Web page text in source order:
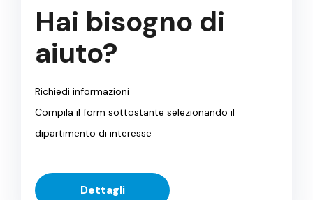
Hai bisogno di
aiuto?
Richiedi informazioni
Compila il form sottostante selezionando il
dipartimento di interesse
Dettagli